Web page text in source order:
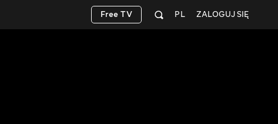
ZALOGUJ SIĘ
PL
Free TV